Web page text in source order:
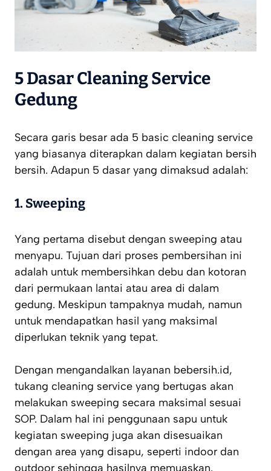
5 DasarCleaning Service
Gedung
Secara garis besar ada 5 basic cleaning service
yang biasanya diterapkan dalam kegiatan bersih
bersih. Adapun 5 dasar yang dimaksud adalah:
1. Sweeping
Yang pertama disebut dengan sweeping atau
menyapu. Tujuan dari proses pembersihan ini
adalah untuk membersihkan debu dan kotoran
dari permukaan lantai atau area di dalam
gedung. Meskipun tampaknya mudah, namun
untuk mendapatkan hasil yang maksimal
diperlukan teknik yang tepat.
Dengan mengandalkan layanan bebersih.id,
tukang cleaning service yang bertugas akan
melakukan sweeping secara maksimal sesuai
SOP. Dalam hal ini penggunaan sapu untuk
kegiatan sweeping juga akan disesuaikan
dengan area yang disapu, seperti indoor dan
outdoor sehingga hasilnya memuaskan.